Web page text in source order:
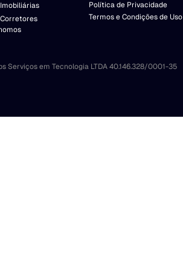
Política de Privacidade
Termos e Condições de Uso
Serviços em Tecnologia LTDA 40.146.328/0001-35